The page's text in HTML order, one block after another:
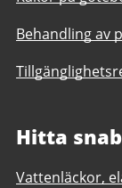
Behandling av
Hitta
Vattenläckor,